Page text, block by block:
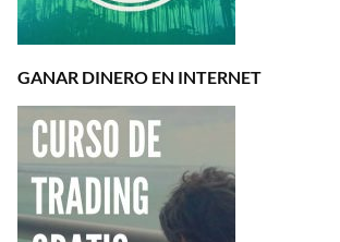
GANAR DINERO EN INTERNET